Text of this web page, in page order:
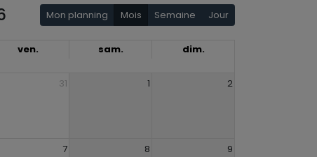
Mon planning Mois Semaine Jour
ven. sam. dim.
31 1 2
7 8 9